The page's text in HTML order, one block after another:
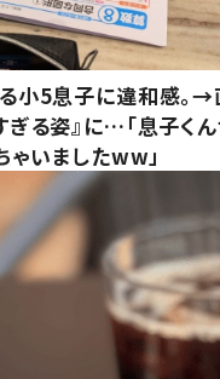
小5息子に違和感。→
る姿』に…「息子く
ゃいましたww」